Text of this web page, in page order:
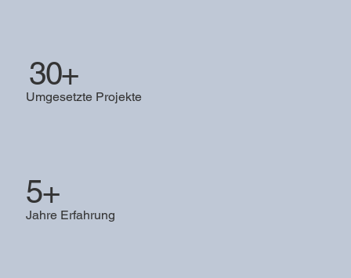
30+
Umgesetzte Projekte
5+
Jahre Erfahrung